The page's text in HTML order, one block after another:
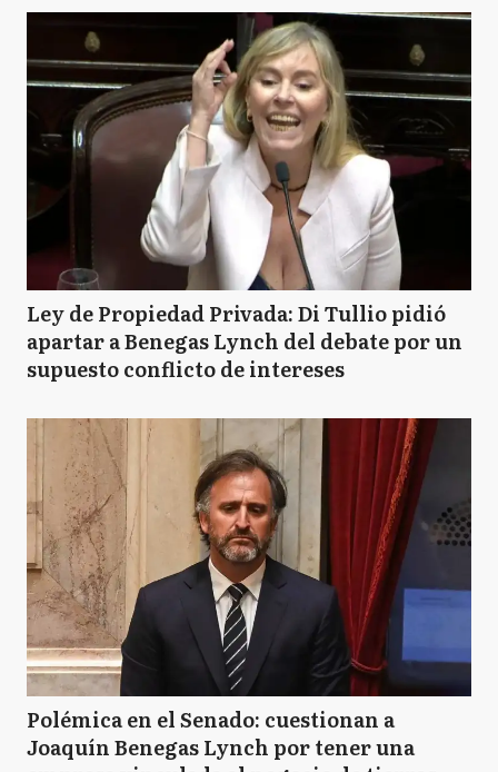
Ley de Propiedad Privada: Di Tullio pidió
apartar a Benegas Lynch del debate por un
supuesto conflicto de intereses
Polémica en el Senado: cuestionan a
Joaquín Benegas Lynch por tener una